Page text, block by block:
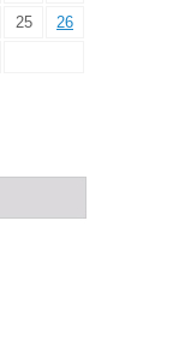
25
26